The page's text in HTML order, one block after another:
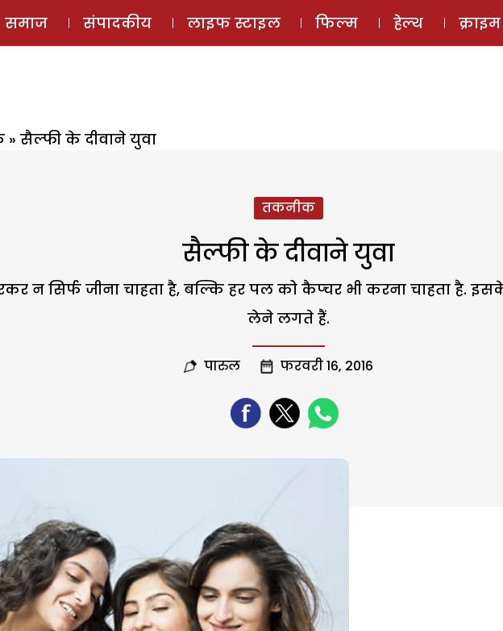
ई-मैगज़ीन ऑडियो स्टोरी
समाज संपादकीय लाइफ स्टाइल फिल्म हेल्थ क्राइम
» सैल्फी के दीवाने युवा
तकनीक
सैल्फी के दीवाने युवा
न सिर्फ जीना चाहता है, बल्कि हर पल को कैप्चर भी करना चाहता है.
लेने लगते हैं.
पारुल फरवरी 16, 2016